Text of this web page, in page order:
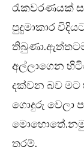
රැකවරණයක්
පුදුමාකාර
අල්ලාගෙන
දක්වන බව මට
ගොදුරු වෙලා
තරම්.